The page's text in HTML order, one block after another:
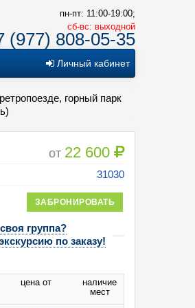
пн-пт: 11:00-19:00;
cб-вс: выходной
(977) 808-05-35
Личный кабинет
горный парк
от 22 600
31030
ЗАБРОНИРОВАТЬ
группа?
по заказу!
цена от
наличие
мест